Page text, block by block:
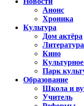
Анонс
Хроника
Культура
Дом актёра
Литература
Кино
Парк
Образование
Школа и
Учитель